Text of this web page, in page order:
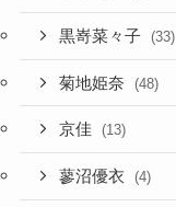
黒嵜菜々子 (33)
菊地姫奈 (48)
京佳 (13)
蓼沼優衣 (4)